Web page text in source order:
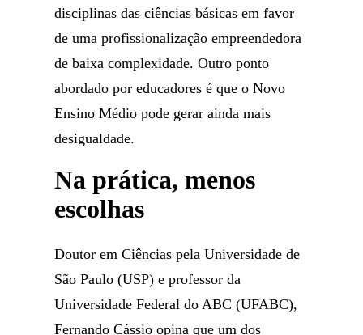
disciplinas das ciências básicas em favor
de uma profissionalização empreendedora
de baixa complexidade. Outro ponto
abordado por educadores é que o Novo
Ensino Médio pode gerar ainda mais
desigualdade.
Na prática, menos
escolhas
Doutor em Ciências pela Universidade de
São Paulo (USP) e professor da
Universidade Federal do ABC (UFABC),
Fernando Cássio opina que um dos